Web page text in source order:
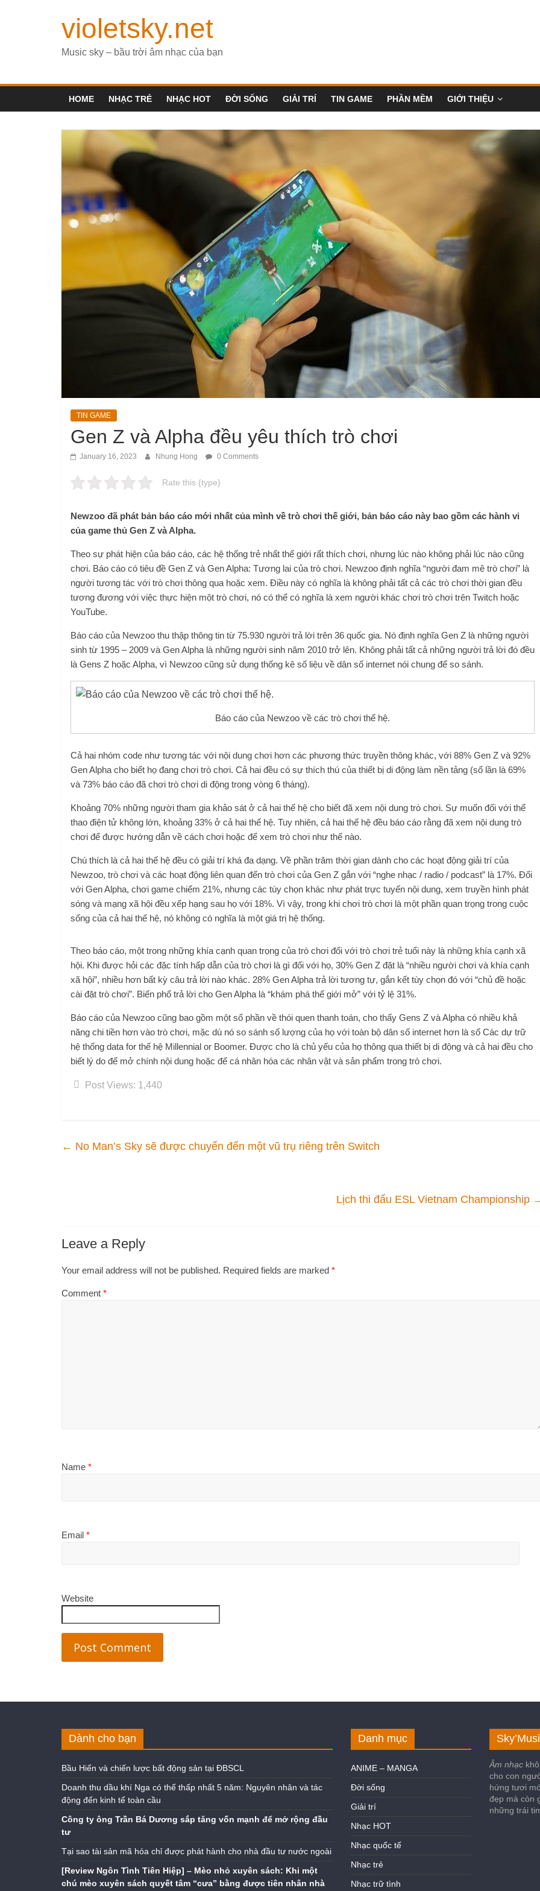
violetsky.net
Music sky – bầu trời âm nhạc của bạn
HOME NHẠC TRẺ NHẠC HOT ĐỜI SỐNG GIẢI TRÍ TIN GAME PHẦN MỀM GIỚI THIỆU
TIN GAME
Gen Z và Alpha đều yêu thích trò chơi
January 16, 2023 Nhung Hong 0 Comments
Rate this {type}
Newzoo đã phát bản báo cáo mới nhất của mình về trò chơi thế giới, bản báo cáo này bao gồm các hành vi
của game thủ Gen Z và Alpha.
Theo sự phát hiện của báo cáo, các hệ thống trẻ nhất thế giới rất thích chơi, nhưng lúc nào không phải lúc nào cũng
chơi. Báo cáo có tiêu đề Gen Z và Gen Alpha: Tương lai của trò chơi. Newzoo định nghĩa “người đam mê trò chơi” là
người tương tác với trò chơi thông qua hoặc xem. Điều này có nghĩa là không phải tất cả các trò chơi thời gian đều
tương đương với việc thực hiện một trò chơi, nó có thể có nghĩa là xem người khác chơi trò chơi trên Twitch hoặc
YouTube.
Báo cáo của Newzoo thu thập thông tin từ 75.930 người trả lời trên 36 quốc gia. Nó định nghĩa Gen Z là những người
sinh từ 1995 – 2009 và Gen Alpha là những người sinh năm 2010 trở lên. Không phải tất cả những người trả lời đó đều
là Gens Z hoặc Alpha, vì Newzoo cũng sử dụng thống kê số liệu về dân số internet nói chung để so sánh.
Báo cáo của Newzoo về các trò chơi thế hệ.
Cả hai nhóm code như tương tác với nội dung chơi hơn các phương thức truyền thông khác, với 88% Gen Z và 92%
Gen Alpha cho biết họ đang chơi trò chơi. Cả hai đều có sự thích thú của thiết bị di động làm nền tảng (số lần là 69%
và 73% báo cáo đã chơi trò chơi di động trong vòng 6 tháng).
Khoảng 70% những người tham gia khảo sát ở cả hai thế hệ cho biết đã xem nội dung trò chơi. Sự muốn đối với thể
thao điện tử không lớn, khoảng 33% ở cả hai thế hệ. Tuy nhiên, cả hai thế hệ đều báo cáo rằng đã xem nội dung trò
chơi để được hướng dẫn về cách chơi hoặc để xem trò chơi như thế nào.
Chú thích là cả hai thế hệ đều có giải trí khá đa dạng. Về phần trăm thời gian dành cho các hoạt động giải trí của
Newzoo, trò chơi và các hoạt động liên quan đến trò chơi của Gen Z gắn với “nghe nhạc / radio / podcast” là 17%. Đối
với Gen Alpha, chơi game chiếm 21%, nhưng các tùy chọn khác như phát trực tuyến nội dung, xem truyền hình phát
sóng và mạng xã hội đều xếp hạng sau họ với 18%. Vì vậy, trong khi chơi trò chơi là một phần quan trọng trong cuộc
sống của cả hai thế hệ, nó không có nghĩa là một giá trị hệ thống.
Theo báo cáo, một trong những khía cạnh quan trọng của trò chơi đối với trò chơi trẻ tuổi này là những khía cạnh xã
hội. Khi được hỏi các đặc tính hấp dẫn của trò chơi là gì đối với họ, 30% Gen Z đặt là “nhiều người chơi và khía cạnh
xã hội”, nhiều hơn bất kỳ câu trả lời nào khác. 28% Gen Alpha trả lời tương tự, gắn kết tùy chọn đó với “chủ đề hoặc
cài đặt trò chơi”. Biến phổ trả lời cho Gen Alpha là “khám phá thế giới mở” với tỷ lệ 31%.
Báo cáo của Newzoo cũng bao gồm một số phần về thói quen thanh toán, cho thấy Gens Z và Alpha có nhiều khả
năng chi tiền hơn vào trò chơi, mặc dù nó so sánh số lượng của họ với toàn bộ dân số internet hơn là số Các dự trữ
hệ thống data for thế hệ Millennial or Boomer. Được cho là chủ yếu của họ thông qua thiết bị di động và cả hai đều cho
biết lý do để mở chính nội dung hoặc để cá nhân hóa các nhân vật và sản phẩm trong trò chơi.
Post Views: 1,440
← No Man’s Sky sẽ được chuyển đến một vũ trụ riêng trên Switch
Lịch thi đấu ESL Vietnam Championship
Leave a Reply
Your email address will not be published. Required fields are marked *
Comment *
Name *
Email *
Website
Dành cho bạn
Bầu Hiển và chiến lược bất động sản tại ĐBSCL
Doanh thu dầu khí Nga có thể thấp nhất 5 năm: Nguyên nhân và tác
động đến kinh tế toàn cầu
Công ty ông Trần Bá Dương sắp tăng vốn mạnh để mở rộng đầu
tư
Tại sao tài sản mã hóa chỉ được phát hành cho nhà đầu tư nước ngoài
[Review Ngôn Tình Tiên Hiệp] – Mèo nhỏ xuyên sách: Khi một
chú mèo xuyên sách quyết tâm “cưa” bằng được tiên nhân nhà
Danh mục
ANIME – MANGA
Đời sống
Giải trí
Nhạc HOT
Nhạc quốc tế
Nhạc trẻ
Nhạc trữ tình
Âm nhạc
cho con
hứng tươi
đẹp mà còn
những trái